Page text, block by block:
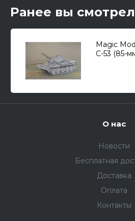
Ранее вы
Magic
С-53 (85-
О нас
Новости
Бесплатная
Доставка
Оплата
Контакты